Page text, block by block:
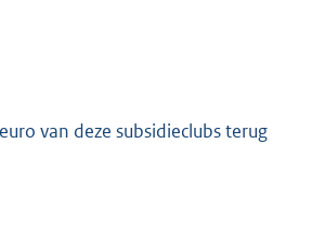
van deze subsidieclubs terug